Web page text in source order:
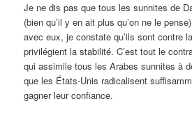
Je ne dis pas que tous les sunnites de
(bien qu’il y en ait plus qu’on ne le
avec eux, je constate qu’ils sont contre
privilégient la stabilité. C’est tout le
qui assimile tous les Arabes sunnites à
que les États-Unis radicalisent
gagner leur confiance.